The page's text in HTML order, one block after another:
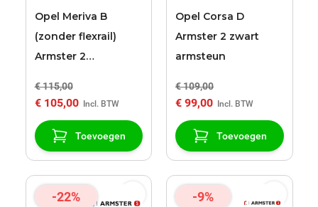
Opel Meriva B
(zonder flexrail)
Armster 2
armsteun
€ 115,00
€ 105,00
Toevoegen
Opel Corsa D
Armster 2 zwart
armsteun
€ 109,00
€ 99,00
Toevoegen
-22% -9%